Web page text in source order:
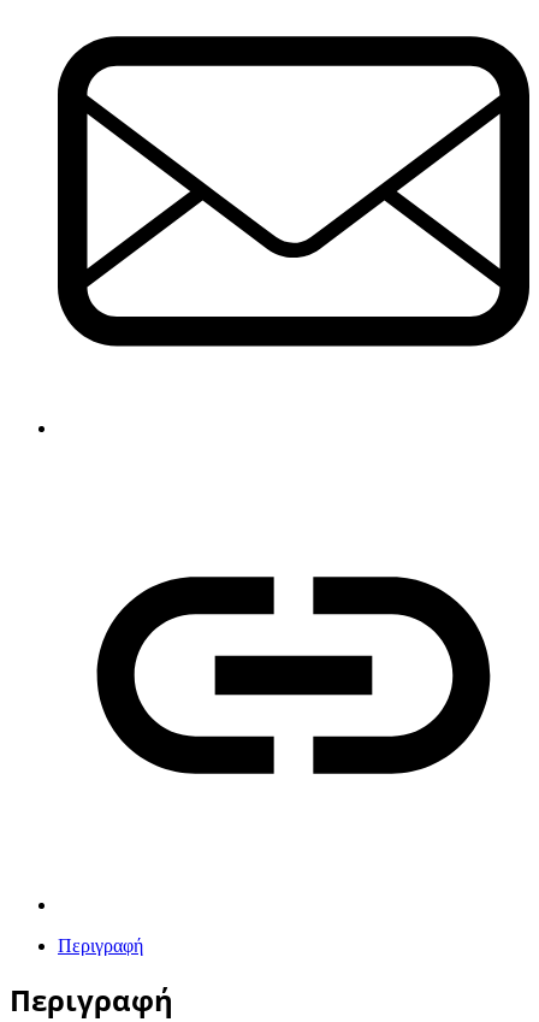
Περιγραφή
Περιγραφή